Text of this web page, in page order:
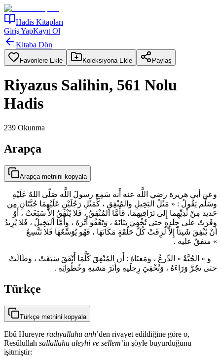
Hadis Kitapları
Giriş YapKayıt Ol
Kitaba Dön
Favorilere Ekle Koleksiyona Ekle Paylaş
Riyazus Salihin, 561 Nolu
Hadis
239 Okunma
Arapça
Arapça metnini kopyala
وعن أبي هريرة رضي اللَّه عنه أَنه سَمِع رسولَ اللَّه صَلّى اللهُ عَلَيْهِ
وسَلَّم يَقُولُ : « مَثَلُ البَخِيلِ والمُنْفِقِ ، كَمَثَلِ رَجُلَيْنِ عَلَيْهِمَا جُبَّتَانِ مِن
حَديد مِنْ ثْدِيِّهِما إِلى تَرَاقِيهمَا، فَأَمَّا المُنْفِقُ ، فَلا يُنْفِقُ إِلاَّ سَبَغَتْ ، أَوْ
وَفَرَتْ على جِلدِهِ حتى تُخْفِيَ بَنَانَهُ ، وَتَعْفُوَ أَثَرَهُ ، وَأَمَّا البَخِيلُ ، فَلا يُرِيدُ
أَنْ يُنْفِقَ شَيئاً إِلاَّ لَزِقَتْ كُلُّ حَلْقَةٍ مَكَانَهَا ، فَهُو يُوَسِّعُهَا فَلا تَتَّسِعُ
» متفقٌ عليه .
وَ « الجُبَّةُ » الدِّرعُ ، وَمَعنَاهُ : أَن المُنْفِقَ كُلَّمَا أَنْفَقَ سَبَغَتْ ، وَطَالَتْ
حتى تجُرَّ وَرَاءَهُ ، وَتُخْفِيَ رِجلَيهِ وأَثَرَ مَشيهِ وخُطُواتِهِ .
Türkçe
Türkçe metnini kopyala
Ebû Hureyre radıyallahu anh’den rivayet edildiğine göre o,
Resûlullah sallallahu aleyhi ve sellem’in şöyle buyurduğunu
işitmiştir: